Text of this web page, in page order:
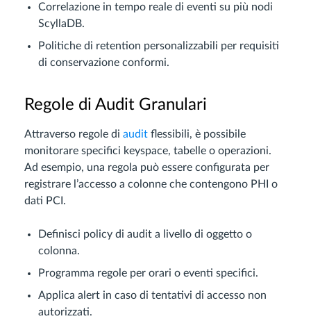
Correlazione in tempo reale di eventi su più nodi
ScyllaDB.
Politiche di retention personalizzabili per requisiti
di conservazione conformi.
Regole di Audit Granulari
Attraverso regole di audit flessibili, è possibile
monitorare specifici keyspace, tabelle o operazioni.
Ad esempio, una regola può essere configurata per
registrare l’accesso a colonne che contengono PHI o
dati PCI.
Definisci policy di audit a livello di oggetto o
colonna.
Programma regole per orari o eventi specifici.
Applica alert in caso di tentativi di accesso non
autorizzati.